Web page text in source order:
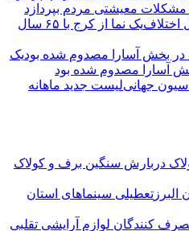
معیشتی مردم بپردازد
یک نما از کرج با ۶۵ سال
یک
آسارا مصدوم شده بود
لیست جدید ماهانه
️بارش سنگین برف و‌ کولاک
️تعطیلی سینماهای استان